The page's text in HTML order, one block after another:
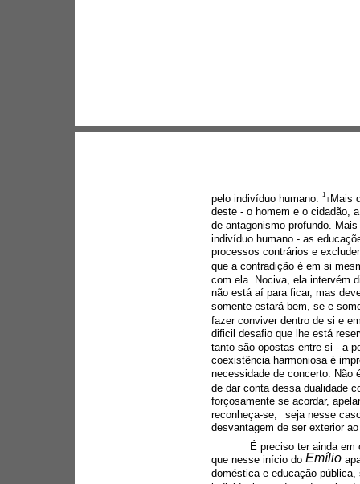
pelo indivíduo humano. 1
Mais
deste - o homem e o cidadão,
de antagonismo profundo.
indivíduo humano - as
processos contrários e
que a contradição é em si
com ela. Nociva, ela intervém
não está aí para ficar, mas
somente estará bem, se e
fazer conviver dentro de si e
dificil desafio que lhe está
tanto são opostas entre si - a
coexistência harmoniosa é
necessidade de concerto. Não
de dar conta dessa dualidade
forçosamente se acordar,
reconheça-se,
seja nesse
desvantagem de ser exterior
É preciso ter ainda em
que nesse início do Emílio
doméstica e educação